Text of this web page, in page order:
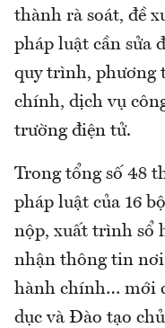
thành rà soát, đề
pháp luật cần sửa
quy trình, phương
chính, dịch vụ
trường điện tử.
Trong tổng số 48
pháp luật của 16
nộp, xuất trình sổ
nhận thông tin
hành chính… mới
dục và Đào tạo